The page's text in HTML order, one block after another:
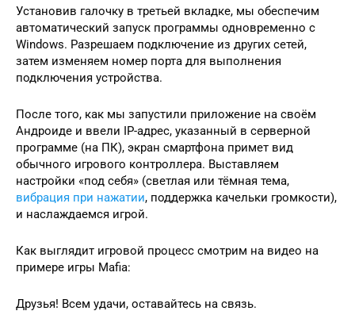
Установив галочку в третьей вкладке, мы обеспечим
автоматический запуск программы одновременно с
Windows. Разрешаем подключение из других сетей,
затем изменяем номер порта для выполнения
подключения устройства.
После того, как мы запустили приложение на своём
Андроиде и ввели IP-адрес, указанный в серверной
программе (на ПК), экран смартфона примет вид
обычного игрового контроллера. Выставляем
настройки «под себя» (светлая или тёмная тема,
вибрация при нажатии, поддержка качельки громкости),
и наслаждаемся игрой.
Как выглядит игровой процесс смотрим на видео на
примере игры Mafia:
Друзья! Всем удачи, оставайтесь на связь.